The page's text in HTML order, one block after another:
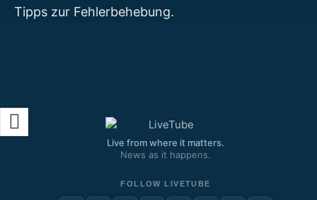
Tipps zur Fehlerbehebung.
Live from where it matters.
News as it happens.
FOLLOW LIVETUBE